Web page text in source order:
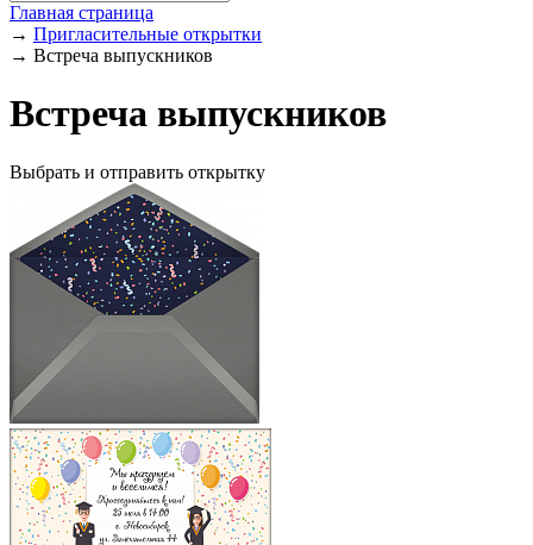
Главная страница
→ Пригласительные открытки
→ Встреча выпускников
Встреча выпускников
Выбрать и отправить открытку